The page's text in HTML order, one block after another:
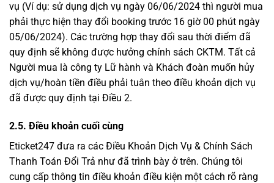
vụ (Ví dụ: sử dụng dịch vụ ngày 06/06/2024 thì người mua
phải thực hiện thay đổi booking trước 16 giờ 00 phút ngày
05/06/2024). Các trường hợp thay đổi sau thời điểm đã
quy định sẽ không được hưởng chính sách CKTM. Tất cả
Người mua là công ty Lữ hành và Khách đoàn muốn hủy
dịch vụ/hoàn tiền điều phải tuân theo điều khoản dịch vụ
đã được quy định tại Điều 2.
2.5. Điều khoản cuối cùng
Eticket247 đưa ra các Điều Khoản Dịch Vụ & Chính Sách
Thanh Toán Đổi Trả như đã trình bày ở trên. Chúng tôi
cung cấp thông tin điều khoản điều kiện một cách rõ ràng